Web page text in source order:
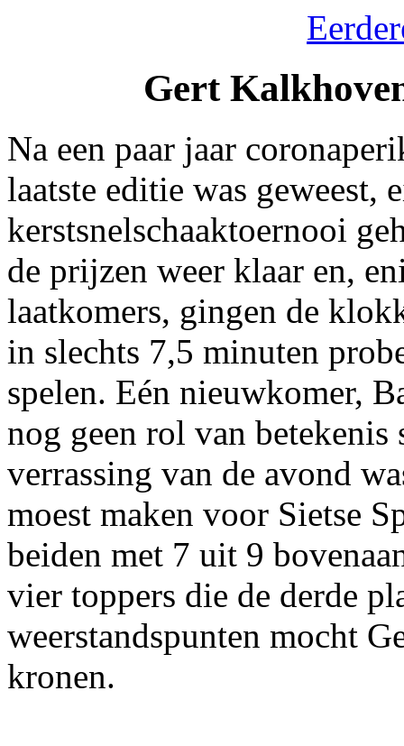
Gert
Na een paar jaar
laatste editie was geweest,
kerstsnelschaaktoernooi
de prijzen weer klaar en,
laatkomers, gingen de
in slechts 7,5 minuten
spelen. Eén nieuwkomer,
nog geen rol van betekenis
verrassing van de avond
moest maken voor Sietse
beiden met 7 uit 9
vier toppers die de derde
weerstandspunten mocht
kronen.